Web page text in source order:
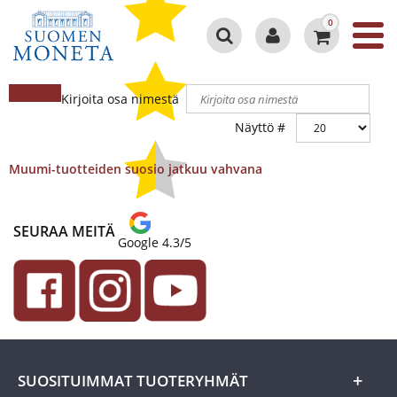
Google 4.3/5
0
Kirjoita osa nimestä
Näyttö #
Muumi-tuotteiden suosio jatkuu vahvana
SEURAA MEITÄ
SUOSITUIMMAT TUOTERYHMÄT